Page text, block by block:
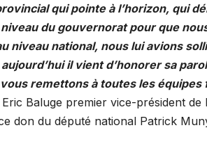
qui pointe à l’horizon, qui
du gouvernorat pour que
niveau national, nous lui avions
il vient d’honorer sa
remettons à toutes les
Baluge premier vice-président
don du député national Patrick